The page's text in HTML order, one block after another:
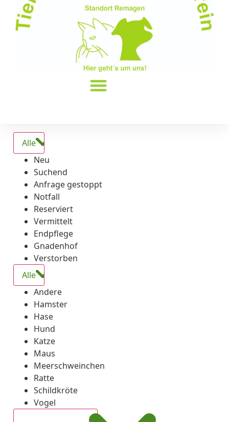
Alle
Neu
Suchend
Anfrage gestoppt
Notfall
Reserviert
Vermittelt
Endpflege
Gnadenhof
Verstorben
Alle
Andere
Hamster
Hase
Hund
Katze
Maus
Meerschweinchen
Ratte
Schildkröte
Vogel